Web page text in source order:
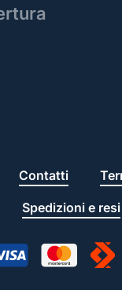
Contatti
Spedizioni e resi